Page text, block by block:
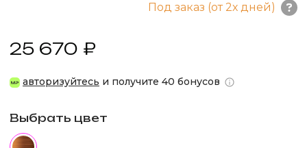
Под заказ (от 2х дней)
25 670 ₽
авторизуйтесь и получите 40 бонусов
Выбрать цвет